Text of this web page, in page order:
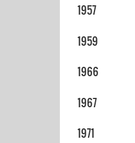
1957
1959
1966
1967
1971